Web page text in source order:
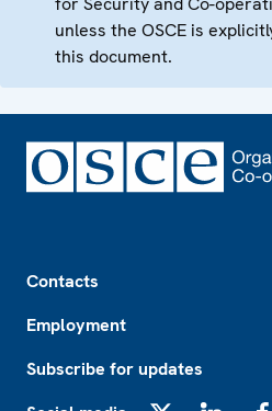
unless the OSCE is
this document.
Contacts
Employment
Subscribe for updates